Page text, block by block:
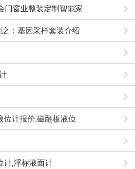
门窗业整装定制智能家
：基因采样套装介绍
位计报价,磁翻板液位
计,浮标液面计